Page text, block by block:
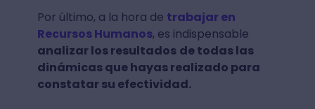
Por último, a la hora de trabajar en
Recursos Humanos, es indispensable
analizar los resultados de todas las
dinámicas que hayas realizado para
constatar su efectividad.